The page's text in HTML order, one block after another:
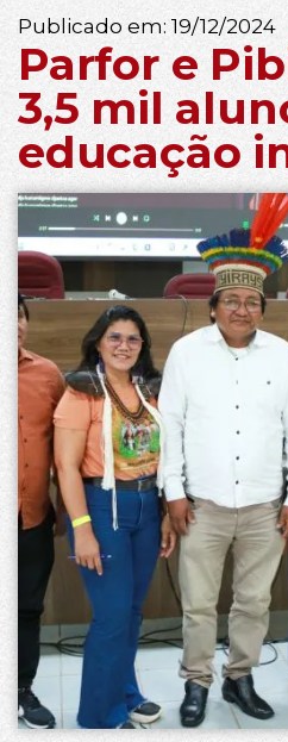
Publicado em: 19/12/2024
Parfor e
3,5 mil
educação